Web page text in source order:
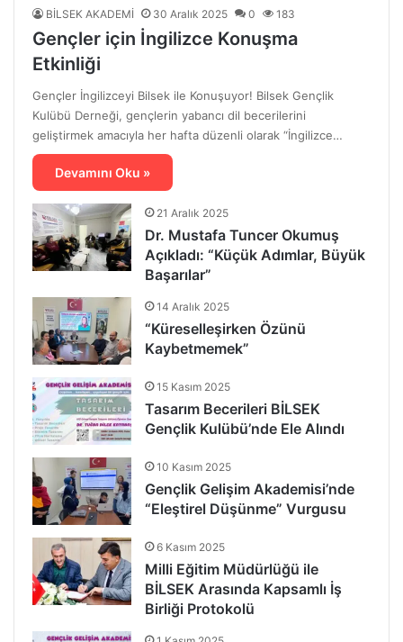
BİLSEK AKADEMİ 30 Aralık 2025 0 183
Gençler için İngilizce Konuşma
Etkinliği
Gençler İngilizceyi Bilsek ile Konuşuyor! Bilsek Gençlik
Kulübü Derneği, gençlerin yabancı dil becerilerini
geliştirmek amacıyla her hafta düzenli olarak “İngilizce…
Devamını Oku »
21 Aralık 2025
Dr. Mustafa Tuncer Okumuş
Açıkladı: “Küçük Adımlar, Büyük
Başarılar”
14 Aralık 2025
“Küreselleşirken Özünü
Kaybetmemek”
15 Kasım 2025
Tasarım Becerileri BİLSEK
Gençlik Kulübü’nde Ele Alındı
10 Kasım 2025
Gençlik Gelişim Akademisi’nde
“Eleştirel Düşünme” Vurgusu
6 Kasım 2025
Milli Eğitim Müdürlüğü ile
BİLSEK Arasında Kapsamlı İş
Birliği Protokolü